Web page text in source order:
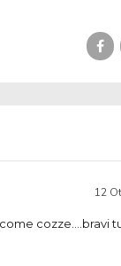
12
cozze….bravi